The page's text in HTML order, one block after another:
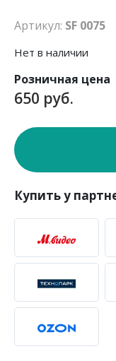
Артикул: SF 0075
Нет в наличии
Розничная цена
650 руб.
Купить у